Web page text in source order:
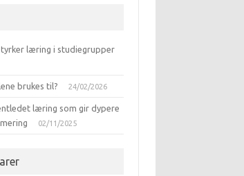
læring i studiegrupper
brukes til? 24/02/2026
læring som gir dypere
02/11/2025